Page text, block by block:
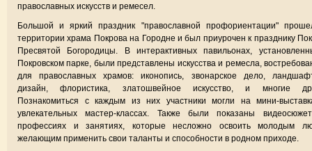
православных искусств и ремесел.
Большой и яркий праздник "православной профориентации"
территории храма Покрова на Городне и был приурочен к празднику
Пресвятой Богородицы. В интерактивных павильонах,
Покровском парке, были представлены искусства и ремесла,
для православных храмов: иконопись, звонарское дело,
дизайн, флористика, златошвейное искусство, и многие
Познакомиться с каждым из них участники могли на мини-
увлекательных мастер-классах. Также были показаны
профессиях и занятиях, которые несложно освоить молодым
желающим применить свои таланты и способности в родном приходе.